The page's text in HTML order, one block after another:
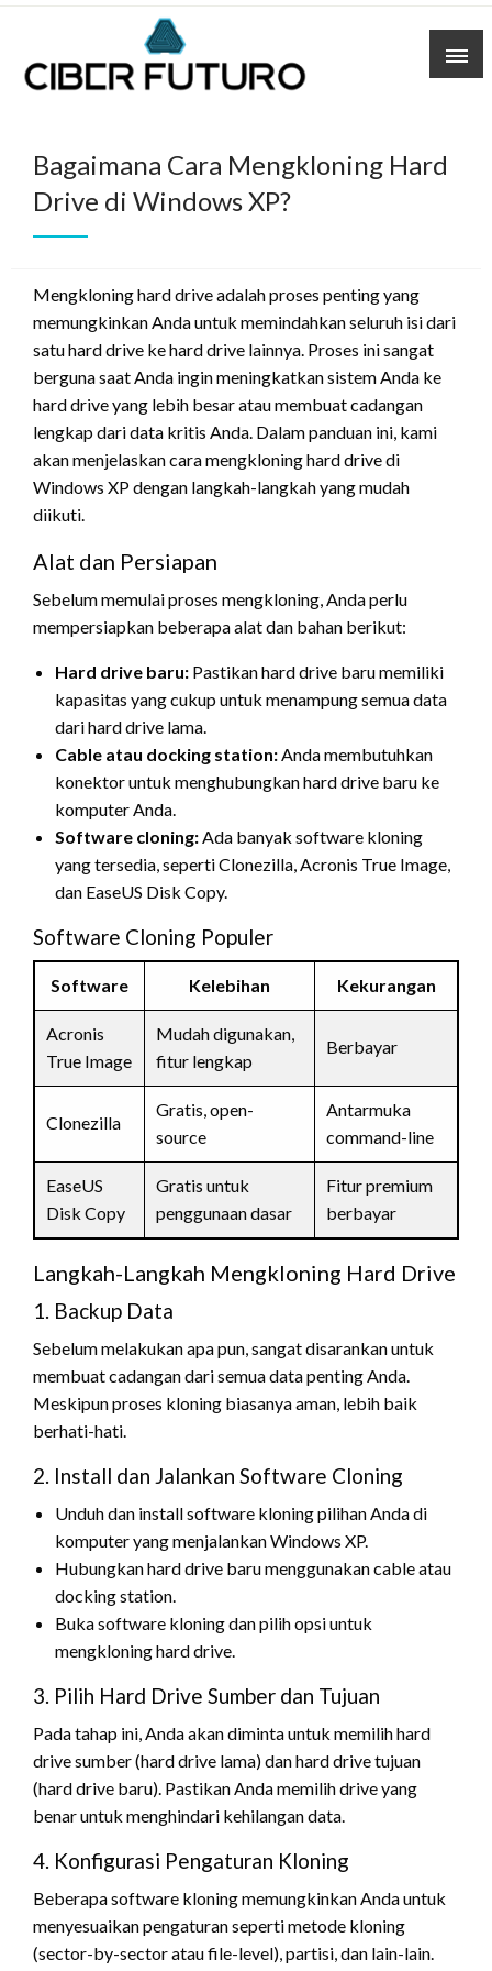
Skip
content
Bagaimana Cara Mengkloning Hard
Drive di Windows XP?
Mengkloning hard drive adalah proses penting yang
memungkinkan Anda untuk memindahkan seluruh isi dari
satu hard drive ke hard drive lainnya. Proses ini sangat
berguna saat Anda ingin meningkatkan sistem Anda ke
hard drive yang lebih besar atau membuat cadangan
lengkap dari data kritis Anda. Dalam panduan ini, kami
akan menjelaskan cara mengkloning hard drive di
Windows XP dengan langkah-langkah yang mudah
diikuti.
Alat dan Persiapan
Sebelum memulai proses mengkloning, Anda perlu
mempersiapkan beberapa alat dan bahan berikut:
Hard drive baru: Pastikan hard drive baru memiliki
kapasitas yang cukup untuk menampung semua data
dari hard drive lama.
Cable atau docking station: Anda membutuhkan
konektor untuk menghubungkan hard drive baru ke
komputer Anda.
Software cloning: Ada banyak software kloning
yang tersedia, seperti Clonezilla, Acronis True Image,
dan EaseUS Disk Copy.
Software Cloning Populer
Software Kelebihan Kekurangan
Acronis
True Image
Mudah digunakan,
fitur lengkap
Berbayar
Clonezilla
Gratis, open-
source
Antarmuka
command-line
EaseUS
Disk Copy
Gratis untuk
penggunaan dasar
Fitur premium
berbayar
Langkah-Langkah Mengkloning Hard Drive
1. Backup Data
Sebelum melakukan apa pun, sangat disarankan untuk
membuat cadangan dari semua data penting Anda.
Meskipun proses kloning biasanya aman, lebih baik
berhati-hati.
2. Install dan Jalankan Software Cloning
Unduh dan install software kloning pilihan Anda di
komputer yang menjalankan Windows XP.
Hubungkan hard drive baru menggunakan cable atau
docking station.
Buka software kloning dan pilih opsi untuk
mengkloning hard drive.
3. Pilih Hard Drive Sumber dan Tujuan
Pada tahap ini, Anda akan diminta untuk memilih hard
drive sumber (hard drive lama) dan hard drive tujuan
(hard drive baru). Pastikan Anda memilih drive yang
benar untuk menghindari kehilangan data.
4. Konfigurasi Pengaturan Kloning
Beberapa software kloning memungkinkan Anda untuk
menyesuaikan pengaturan seperti metode kloning
(sector-by-sector atau file-level), partisi, dan lain-lain.